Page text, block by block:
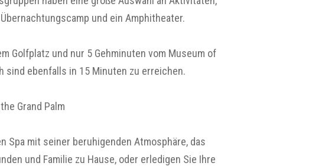
und ein Amphitheater.
Golfplatz und nur 5 Gehminuten vom Museum of
sind ebenfalls in 15 Minuten zu erreichen.
Grand Palm
Spa mit seiner beruhigenden Atmosphäre, das
und Familie zu Hause, oder erledigen Sie Ihre